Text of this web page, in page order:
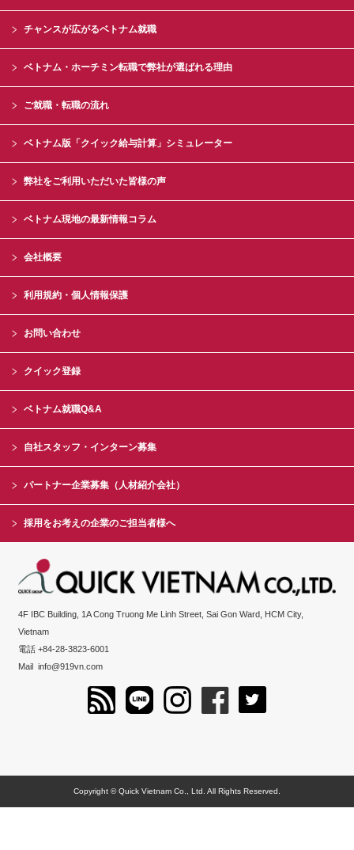
チャンスが広がるベトナム就職
ベトナム・ホーチミン転職で弊社が選ばれる理由
ご就職・転職の流れ
ベトナム版「クイック給与計算」シミュレーター
弊社をご利用いただいた皆様の声
ベトナム現地の最新情報コラム
会社概要
利用規約・個人情報保護
お問い合わせ
クイック登録
ベトナム就職Q&A
自社スタッフ・インターン募集
パートナー企業募集（人材紹介会社）
採用をお考えの企業のご担当者様へ
4F IBC Building, 1A Cong Truong Me Linh Street, Sai Gon Ward, HCM City,
Vietnam
電話 +84-28-3823-6001
Mailinfo@919vn.com
Copyright © Quick Vietnam Co., Ltd. All Rights Reserved.